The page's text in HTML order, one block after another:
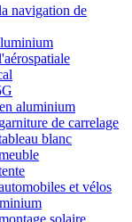
navigation de
aluminium
de carrelage
blanc
et vélos
solaire